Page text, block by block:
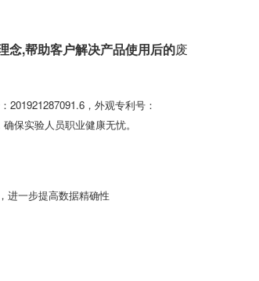
念,帮助客户解决产品使用后的废
，外观专利号：
保实验人员职业健康无忧。
进一步提高数据精确性